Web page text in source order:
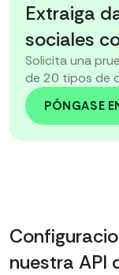
Extraiga
sociales
Solicita una
de 20 tipos de
PÓNGASE
nuestra API